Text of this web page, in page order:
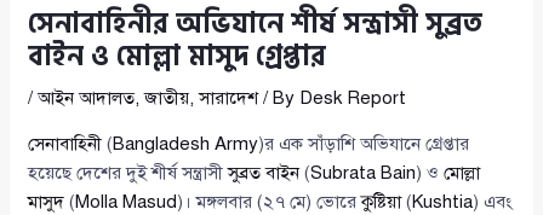
সেনাবাহিনীর অভিযানে শীর্ষ সন্ত্রাসী সুব্রত
বাইন ও মোল্লা মাসুদ গ্রেপ্তার
/আইন আদালত,জাতীয়,সারাদেশ/ By Desk Report
সেনাবাহিনী (Bangladesh Army)র এক সাঁড়াশি অভিযানে গ্রেপ্তার
হয়েছে দেশের দুই শীর্ষ সন্ত্রাসীসুব্রত বাইন(Subrata Bain) ওমোল্লা
মাসুদ (Molla Masud)। মঙ্গলবার (২৭ মে) ভোরেকুষ্টিয়া(Kushtia) এবং